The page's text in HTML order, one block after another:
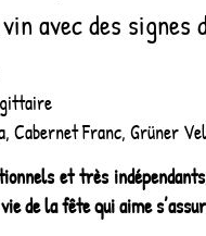
avec des
Cabernet Franc, Grüner
et très
de la fête qui aime